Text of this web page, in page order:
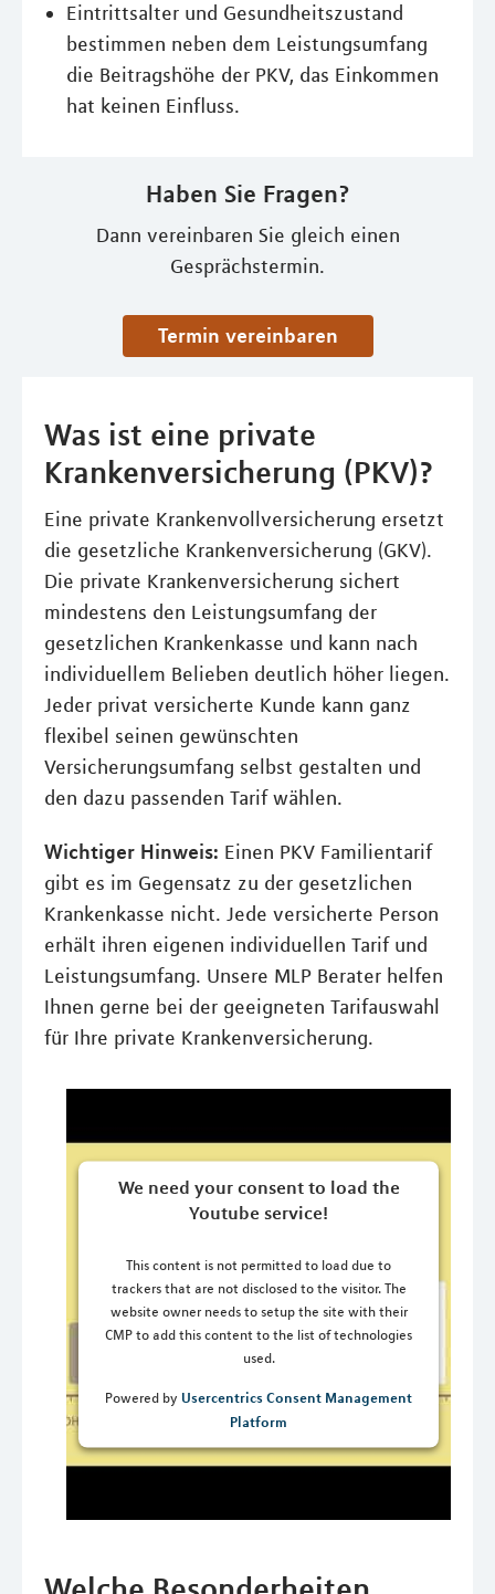
Eintrittsalter und Gesundheitszustand
bestimmen neben dem Leistungsumfang
die Beitragshöhe der PKV, das Einkommen
hat keinen Einfluss.
Haben Sie Fragen?
Dann vereinbaren Sie gleich einen
Gesprächstermin.
Termin vereinbaren
Was ist eine private
Krankenversicherung (PKV)?
Eine private Krankenvollversicherung ersetzt
die gesetzliche Krankenversicherung (GKV).
Die private Krankenversicherung sichert
mindestens den Leistungsumfang der
gesetzlichen Krankenkasse und kann nach
individuellem Belieben deutlich höher liegen.
Jeder privat versicherte Kunde kann ganz
flexibel seinen gewünschten
Versicherungsumfang selbst gestalten und
den dazu passenden Tarif wählen.
Wichtiger Hinweis: Einen PKV Familientarif
gibt es im Gegensatz zu der gesetzlichen
Krankenkasse nicht. Jede versicherte Person
erhält ihren eigenen individuellen Tarif und
Leistungsumfang. Unsere MLP Berater helfen
Ihnen gerne bei der geeigneten Tarifauswahl
für Ihre private Krankenversicherung.
We need your consent to load the
Youtube service!
This content is not permitted to load due to
trackers that are not disclosed to the visitor. The
website owner needs to setup the site with their
CMP to add this content to the list of technologies
used.
Powered by Usercentrics Consent Management
Platform